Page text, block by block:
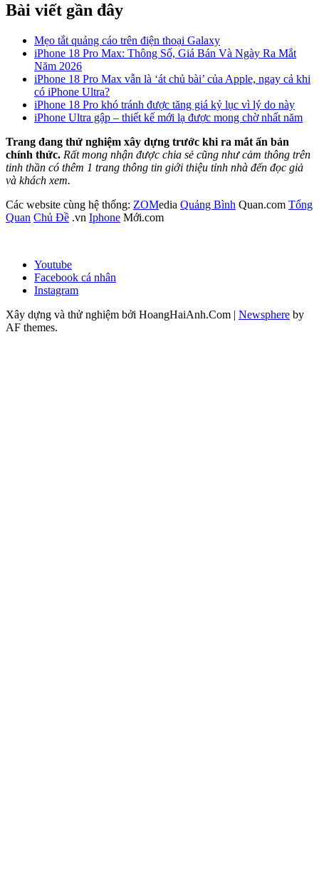
Bài viết gần đây
Mẹo tắt quảng cáo trên điện thoại Galaxy
iPhone 18 Pro Max: Thông Số, Giá Bán Và Ngày Ra Mắt
Năm 2026
iPhone 18 Pro Max vẫn là ‘át chủ bài’ của Apple, ngay cả khi
có iPhone Ultra?
iPhone 18 Pro khó tránh được tăng giá kỷ lục vì lý do này
iPhone Ultra gập – thiết kế mới lạ được mong chờ nhất năm
Trang đang thử nghiệm xây dựng trước khi ra mắt ấn bản
chính thức. Rất mong nhận được chia sẻ cũng như cảm thông trên
tinh thần có thêm 1 trang thông tin giới thiệu tỉnh nhà đến đọc giả
và khách xem.
Các website cùng hệ thống: ZOMedia Quảng Bình Quan.com Tổng
Quan Chủ Đề .vn Iphone Mới.com
Youtube
Facebook cá nhân
Instagram
Xây dựng và thử nghiệm bởi HoangHaiAnh.Com | Newsphere by
AF themes.